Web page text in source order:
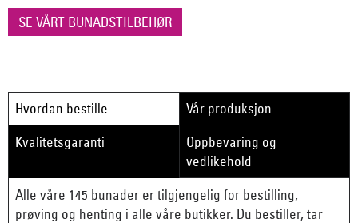
SE VÅRT BUNADSTILBEHØR
Hvordan bestille
Vår produksjon
Kvalitetsgaranti
Oppbevaring og
vedlikehold
Alle våre 145 bunader er tilgjengelig for bestilling,
prøving og henting i alle våre butikker. Du bestiller, tar